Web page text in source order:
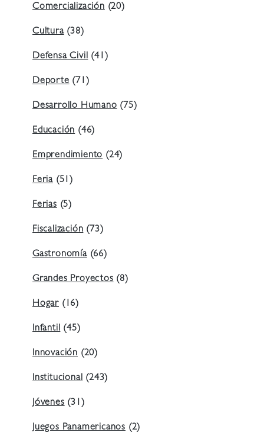
Comercialización (20)
Cultura(38)
Defensa Civil (41)
Deporte (71)
Desarrollo Humano (75)
Educación (46)
Emprendimiento (24)
Feria (51)
Ferias (5)
Fiscalización (73)
Gastronomía(66)
Grandes Proyectos (8)
Hogar (16)
Infantil (45)
Innovación (20)
Institucional (243)
Jóvenes (31)
Juegos Panamericanos (2)